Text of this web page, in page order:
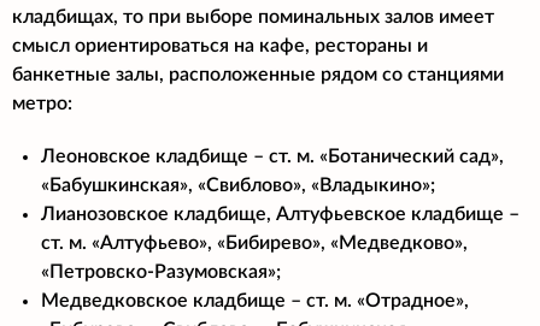
кладбищах, то при выборе поминальных залов имеет
смысл ориентироваться на кафе, рестораны и
банкетные залы, расположенные рядом со станциями
метро:
Леоновское кладбище – ст. м. «Ботанический сад»,
«Бабушкинская», «Свиблово», «Владыкино»;
Лианозовское кладбище, Алтуфьевское кладбище –
ст. м. «Алтуфьево», «Бибирево», «Медведково»,
«Петровско-Разумовская»;
Медведковское кладбище – ст. м. «Отрадное»,